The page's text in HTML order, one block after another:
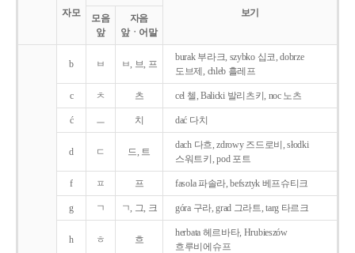
자모
보기
모음
앞
자음
앞ㆍ어말
b ㅂ ㅂ, 브, 프
burak 부라크, szybko 십코, dobrze
도브제, chleb 흘레프
c ㅊ 츠 cel 첼, Balicki 발리츠키, noc 노츠
ć ㅡ 치 dać 다치
d ㄷ 드, 트
dach 다흐, zdrowy 즈드로비, słodki
스워트키, pod 포트
f ㅍ 프 fasola 파솔라, befsztyk 베프슈티크
g ㄱ ㄱ, 그, 크 góra 구라, grad 그라트, targ 타르크
h ㅎ 흐
herbata 헤르바타, Hrubieszów
흐루비에슈프